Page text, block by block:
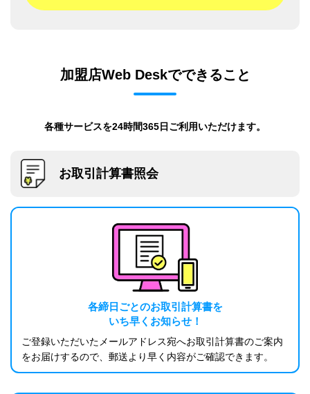
加盟店Web Deskでできること
各種サービスを24時間365日ご利用いただけます。
お取引計算書照会
各締日ごとのお取引計算書を
いち早くお知らせ！
ご登録いただいたメールアドレス宛へお取引計算書のご案内
をお届けするので、郵送より早く内容がご確認できます。